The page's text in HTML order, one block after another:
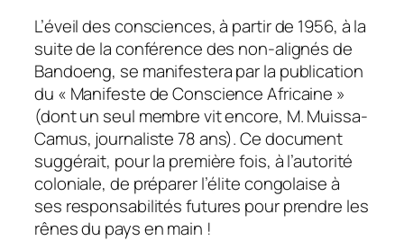
L’éveil des consciences, à partir de 1956, à la
suite de la conférence des non-alignés de
Bandoeng, se manifestera par la publication
du « Manifeste de Conscience Africaine »
(dont un seul membre vit encore, M. Muissa-
Camus, journaliste 78 ans). Ce document
suggérait, pour la première fois, à l’autorité
coloniale, de préparer l’élite congolaise à
ses responsabilités futures pour prendre les
rênes du pays en main !